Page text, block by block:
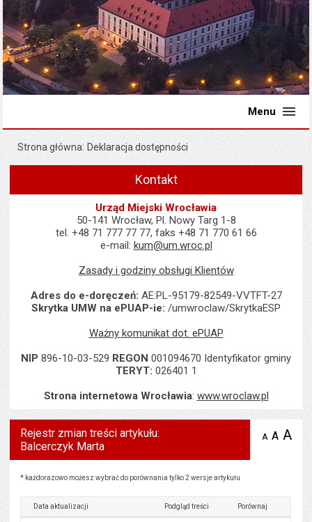
Menu
Strona główna Deklaracja dostępności
Kontakt
Urząd Miejski Wrocławia
50-141 Wrocław, Pl. Nowy Targ 1-8
tel. +48 71 777 77 77, faks +48 71 770 61 66
e-mail: kum@um.wroc.pl
Zasady i godziny obsługi Klientów
Adres do e-doręczeń: AE:PL-95179-82549-VVTFT-27
Skrytka UMW na ePUAP-ie: /umwroclaw/SkrytkaESP
Ważny komunikat dot. ePUAP
NIP 896-10-03-529 REGON 001094670 Identyfikator gminy
TERYT: 026401 1
Strona internetowa Wrocławia: www.wroclaw.pl
Rejestr zmian treści artykułu:
Balcerczyk Marta
A zmniejsz
A A
Rejestr zmian treści artykułu: Balcerczyk Marta
* każdorazowo możesz wybrać do porównania tylko 2 wersje artykułu
Data aktualizacji Podgląd treści Porównaj